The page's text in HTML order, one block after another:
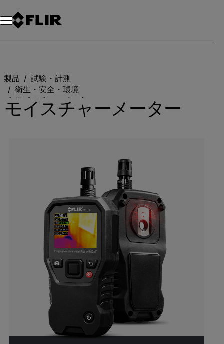
製品
試験・計測
衛生・安全・環境
モイスチャーメーター
モイスチャーメーター